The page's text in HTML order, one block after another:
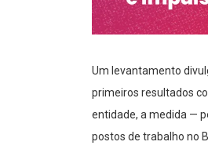
Um levantamento
primeiros resultados
entidade, a medida —
postos de trabalho no